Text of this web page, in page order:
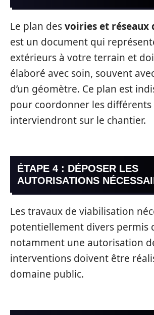
Le plan desvoiries et réseaux
est un document qui
extérieurs à votre terrain et
élaboré avec soin, souvent
d’un géomètre. Ce plan est
pour coordonner les différents
interviendront sur le chantier.
ÉTAPE 4 : DÉPOSER LES
AUTORISATIONS
Les travaux de viabilisation
potentiellement divers permis
notamment une autorisation
interventions doivent être
domaine public.